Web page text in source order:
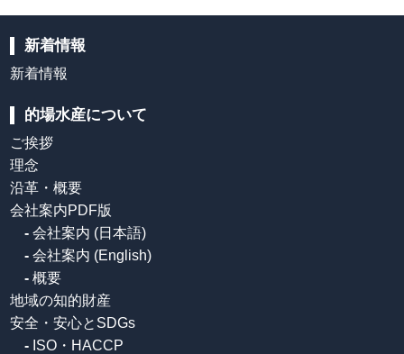
新着情報
新着情報
的場水産について
ご挨拶
理念
沿革・概要
会社案内PDF版
- 会社案内 (日本語)
- 会社案内 (English)
- 概要
地域の知的財産
安全・安心とSDGs
- ISO・HACCP